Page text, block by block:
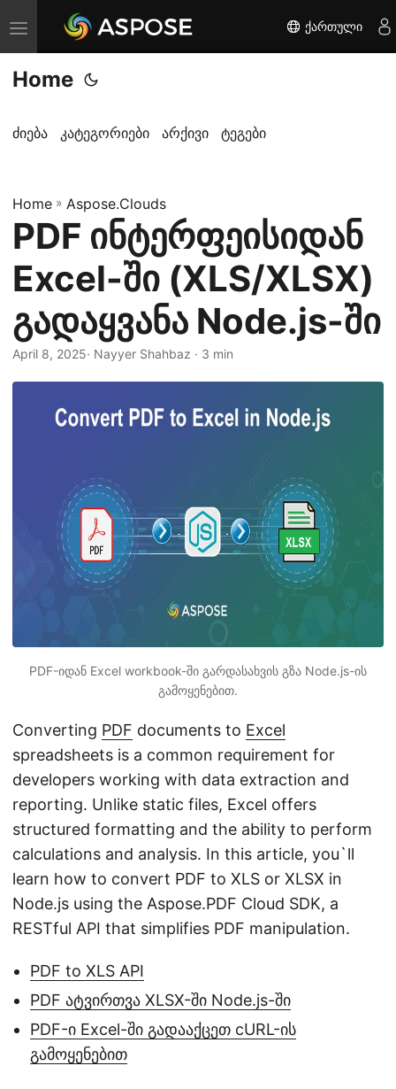
T
o
g
l
a
v
i
g
t
i
o
ქართული
Home
ძიება კატეგორიები არქივი ტეგები
Home » Aspose.Clouds
PDF ინტერფეისიდან
Excel-ში (XLS/XLSX)
გადაყვანა Node.js-ში
April 8, 2025· Nayyer Shahbaz · 3 min
PDF-იდან Excel workbook-ში გარდასახვის გზა Node.js-ის
გამოყენებით.
Converting PDF documents to Excel
spreadsheets is a common requirement for
developers working with data extraction and
reporting. Unlike static files, Excel offers
structured formatting and the ability to perform
calculations and analysis. In this article, you`ll
learn how to convert PDF to XLS or XLSX in
Node.js using the Aspose.PDF Cloud SDK, a
RESTful API that simplifies PDF manipulation.
PDF to XLS API
PDF ატვირთვა XLSX-ში Node.js-ში
PDF-ი Excel-ში გადააქცეთ cURL-ის
გამოყენებით